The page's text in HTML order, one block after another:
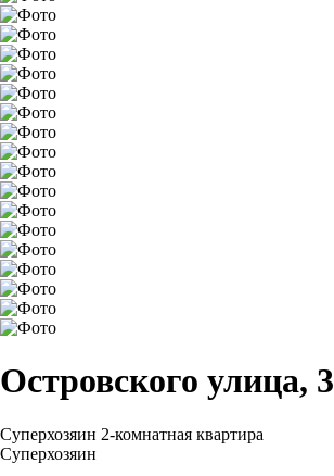
Островского улица, 3
Суперхозяин 2-комнатная квартира
Суперхозяин